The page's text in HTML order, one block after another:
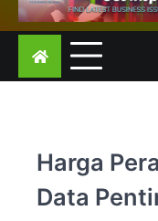
Harga
Data